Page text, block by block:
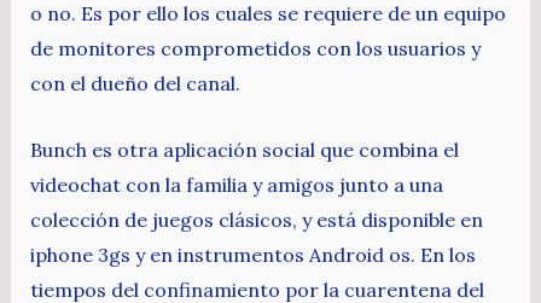
o no. Es por ello los cuales se requiere de un equipo
de monitores comprometidos con los usuarios y
con el dueño del canal.
Bunch es otra aplicación social que combina el
videochat con la familia y amigos junto a una
colección de juegos clásicos, y está disponible en
iphone 3gs y en instrumentos Android os. En los
tiempos del confinamiento por la cuarentena del